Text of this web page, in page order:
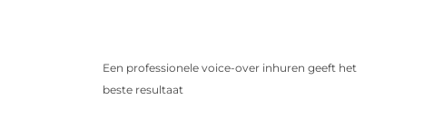
Een professionele voice-over inhuren geeft het
beste resultaat